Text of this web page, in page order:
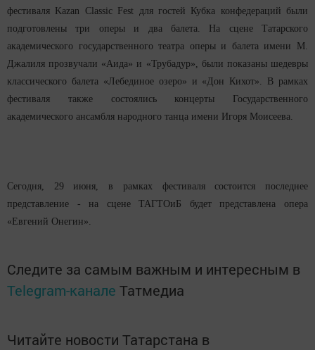
фестиваля Kazan Classic Fest для гостей Кубка конфедераций были
подготовлены три оперы и два балета. На сцене Татарского
академического государственного театра оперы и балета имени М.
Джалиля прозвучали «Аида» и «Трубадур», были показаны шедевры
классического балета «Лебединое озеро» и «Дон Кихот». В рамках
фестиваля также состоялись концерты Государственного
академического ансамбля народного танца имени Игоря Моисеева.
Сегодня, 29 июня, в рамках фестиваля состоится последнее
представление - на сцене ТАГТОиБ будет представлена опера
«Евгений Онегин».
Следите за самым важным и интересным в
Telegram-канале Татмедиа
Читайте новости Татарстана в